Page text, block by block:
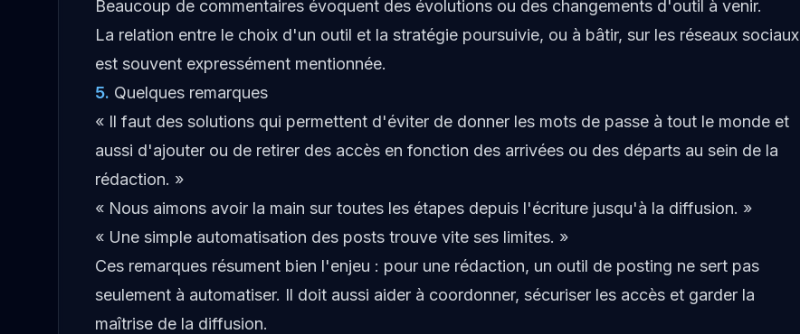
Beaucoup de commentaires évoquent des évolutions ou des changements d'outil à venir.
La relation entre le choix d'un outil et la stratégie poursuivie, ou à bâtir, sur les réseaux sociaux
est souvent expressément mentionnée.
5. Quelques remarques
« Il faut des solutions qui permettent d'éviter de donner les mots de passe à tout le monde et
aussi d'ajouter ou de retirer des accès en fonction des arrivées ou des départs au sein de la
rédaction. »
« Nous aimons avoir la main sur toutes les étapes depuis l'écriture jusqu'à la diffusion. »
« Une simple automatisation des posts trouve vite ses limites. »
Ces remarques résument bien l'enjeu : pour une rédaction, un outil de posting ne sert pas
seulement à automatiser. Il doit aussi aider à coordonner, sécuriser les accès et garder la
maîtrise de la diffusion.